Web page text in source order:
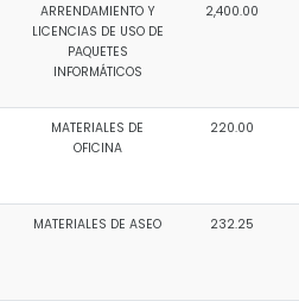
ARRENDAMIENTO Y
LICENCIAS DE USO DE
PAQUETES
INFORMÁTICOS
2,400.00
MATERIALES DE
OFICINA
220.00
MATERIALES DE ASEO 232.25